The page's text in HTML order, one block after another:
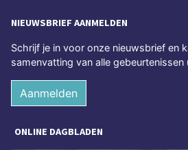
NIEUWSBRIEF AANMELDEN
Schrijf je in voor onze nieuwsbrief en
samenvatting van alle gebeurtenissen
Aanmelden
ONLINE DAGBLADEN